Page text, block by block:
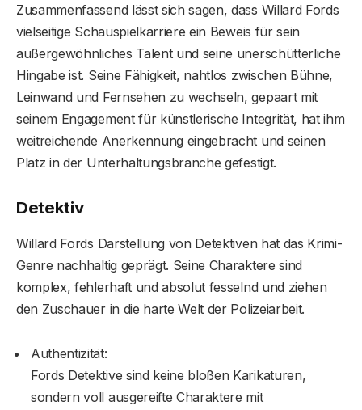
Zusammenfassend lässt sich sagen, dass Willard Fords
vielseitige Schauspielkarriere ein Beweis für sein
außergewöhnliches Talent und seine unerschütterliche
Hingabe ist. Seine Fähigkeit, nahtlos zwischen Bühne,
Leinwand und Fernsehen zu wechseln, gepaart mit
seinem Engagement für künstlerische Integrität, hat ihm
weitreichende Anerkennung eingebracht und seinen
Platz in der Unterhaltungsbranche gefestigt.
Detektiv
Willard Fords Darstellung von Detektiven hat das Krimi-
Genre nachhaltig geprägt. Seine Charaktere sind
komplex, fehlerhaft und absolut fesselnd und ziehen
den Zuschauer in die harte Welt der Polizeiarbeit.
Authentizität:
Fords Detektive sind keine bloßen Karikaturen,
sondern voll ausgereifte Charaktere mit